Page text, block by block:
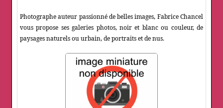
Photographe auteur passionné de belles images, Fabrice Chancel
vous propose ses galeries photos, noir et blanc ou couleur, de
paysages naturels ou urbain, de portraits et de nus.